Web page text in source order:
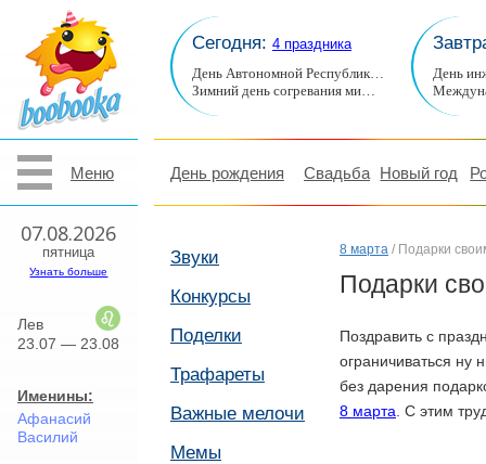
Меню
07.08.2026
пятница
Узнать больше
Лев
23.07 — 23.08
Именины:
Афанасий
Василий
Сегодня: 4 праздника
День Автономной Республик…
Зимний день согревания ми…
День
День рождения Свадьба Новый год
Звуки
Конкурсы
Поделки
Трафареты
Важные мелочи
Мемы
8 марта / Подарки
Подарки
Поздравить с
ограничиваться ну
без дарения
8 марта . С этим